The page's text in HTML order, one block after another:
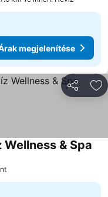
megjelenítése
& Spa